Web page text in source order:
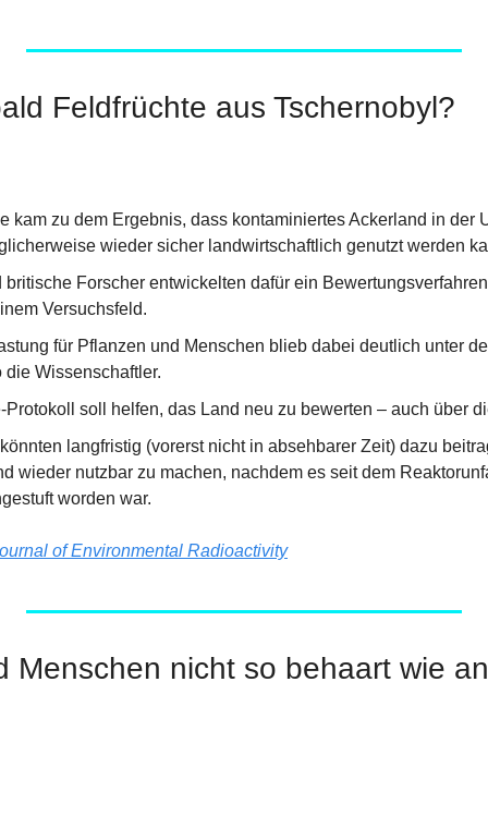
Feldfrüchte aus Tschernobyl?
kam zu dem Ergebnis, dass kontaminiertes Ackerland in der
wieder sicher landwirtschaftlich genutzt werden
Forscher entwickelten dafür ein
Versuchsfeld.
für Pflanzen und Menschen blieb dabei deutlich unter
die Wissenschaftler.
Protokoll soll helfen, das Land neu zu bewerten – auch über
langfristig (vorerst nicht in absehbarer Zeit) dazu
wieder nutzbar zu machen, nachdem es seit dem
worden war.
of Environmental Radioactivity
Menschen nicht so behaart wie